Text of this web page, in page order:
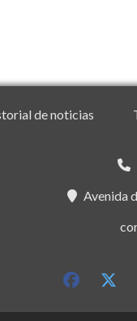
de noticias
Avenida